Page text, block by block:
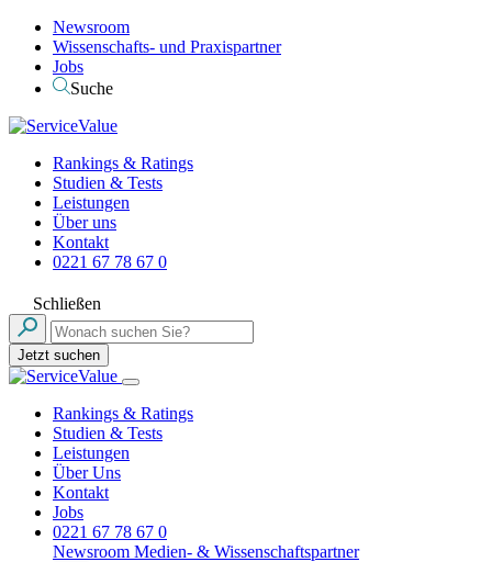
Newsroom
Wissenschafts- und Praxispartner
Jobs
Suche
Rankings & Ratings
Studien & Tests
Leistungen
Über uns
Kontakt
0221 67 78 67 0
Schließen
Jetzt suchen
Rankings & Ratings
Studien & Tests
Leistungen
Über Uns
Kontakt
Jobs
0221 67 78 67 0
Newsroom Medien- & Wissenschaftspartner